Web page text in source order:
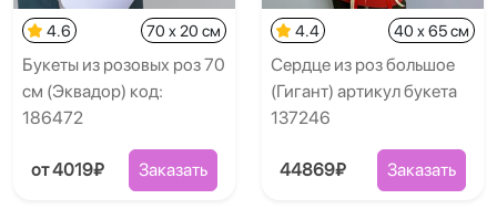
4.6 70 x 20 см
Букеты из розовых роз 70
см (Эквадор) код:
186472
от 4019₽ Заказать
4.4 40 x 65 см
Сердце из роз большое
(Гигант) артикул букета
137246
44869₽ Заказать